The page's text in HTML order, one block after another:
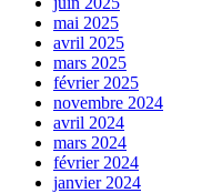
mai 2025
avril 2025
mars 2025
février 2025
novembre 2024
avril 2024
mars 2024
février 2024
janvier 2024